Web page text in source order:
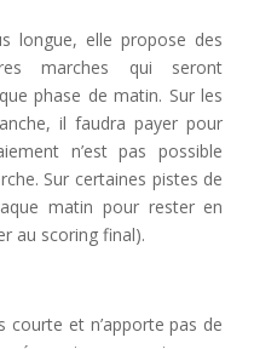
longue, elle propose des
marches qui seront
phase de matin. Sur les
il faudra payer pour
n’est pas possible
Sur certaines pistes de
matin pour rester en
au scoring final).
courte et n’apporte pas de